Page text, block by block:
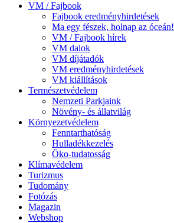
VM / Fajbook
Fajbook eredményhirdetések
Ma egy fészek, holnap az óceán!
VM / Fajbook hírek
VM dalok
VM díjátadók
VM eredményhirdetések
VM kiállítások
Természetvédelem
Nemzeti Parkjaink
Növény- és állatvilág
Környezetvédelem
Fenntarthatóság
Hulladékkezelés
Öko-tudatosság
Klímavédelem
Turizmus
Tudomány
Fotózás
Magazin
Webshop